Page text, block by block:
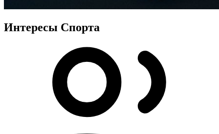
Интересы Спорта